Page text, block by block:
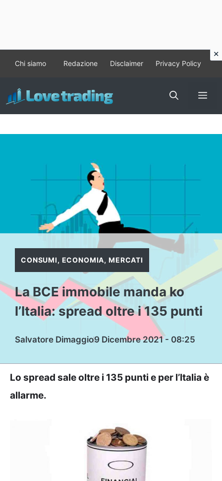
contenuto
Chi siamo Redazione Disclaimer Privacy Policy
CONSUMI, ECONOMIA, MERCATI
La BCE immobile manda ko
l’Italia: spread oltre i 135 punti
Salvatore Dimaggio9 Dicembre 2021 - 08:25
Lo spread sale oltre i 135 punti e per l’Italia è
allarme.